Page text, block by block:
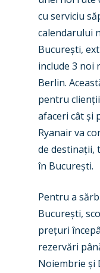
cu serviciu
calendarului
București,
include 3 noi
Berlin.
pentru
afaceri cât și
Ryanair va
de destinații,
în București.
Pentru a
București,
prețuri
rezervări
Noiembrie și